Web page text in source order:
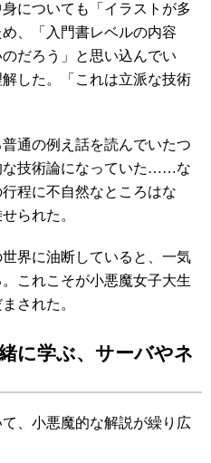
についても「イラストが多
、「入門書レベルの内容
だろう」と思い込んでい
した。「これは立派な技術
通の例え話を読んでいたつ
な技術論になっていた……な
程に不自然なところはな
られた。
界に油断していると、一気
これこそが小悪魔女子大生
された。
に学ぶ、サーバやネ
、小悪魔的な解説が繰り広